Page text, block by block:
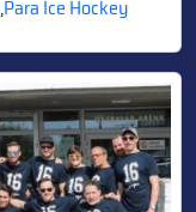
,Para Ice Hockey